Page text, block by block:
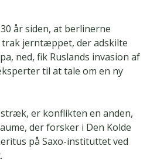
år siden, at berlinerne
jerntæppet, der adskilte
ned, fik Ruslands invasion af
til at tale om en ny
er konflikten en anden,
der forsker i Den Kolde
på Saxo-instituttet ved